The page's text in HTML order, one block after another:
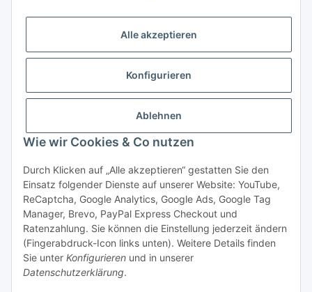
Alle akzeptieren
Konfigurieren
Ablehnen
Wie wir Cookies & Co nutzen
Durch Klicken auf „Alle akzeptieren“ gestatten Sie den
Einsatz folgender Dienste auf unserer Website: YouTube,
ReCaptcha, Google Analytics, Google Ads, Google Tag
Manager, Brevo, PayPal Express Checkout und
Ratenzahlung. Sie können die Einstellung jederzeit ändern
(Fingerabdruck-Icon links unten). Weitere Details finden
Sie unter Konfigurieren und in unserer
Datenschutzerklärung.
Rechtliches
Vertrag widerrufen
* Alle Preise inkl. gesetzlicher USt., zzgl.